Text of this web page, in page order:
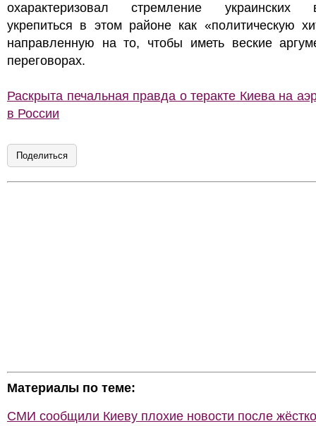
охарактеризовал стремление украинских
укрепиться в этом районе как «политическую
направленную на то, чтобы иметь веские
переговорах.
Раскрыта печальная правда о теракте Киева на
в России
Поделиться
Материалы по теме:
СМИ сообщили Киеву плохие новости после